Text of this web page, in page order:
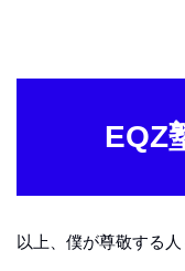
EQZ
以上、僕が尊敬する